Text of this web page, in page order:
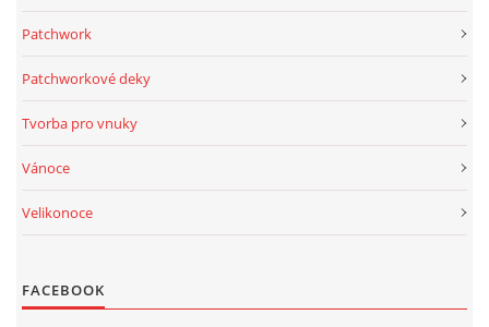
Patchwork
Patchworkové deky
Tvorba pro vnuky
Vánoce
Velikonoce
FACEBOOK